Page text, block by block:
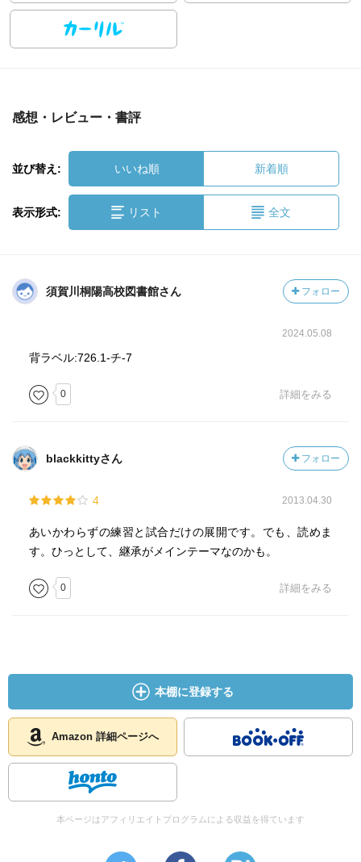
感想・レビュー・書評
並び替え: いいね順 新着順
表示形式: リスト 全文
須賀川桐陽高校図書館さん フォロー
2024.05.08
背ラベル:726.1-チ-7
0 詳細をみる
blackkittyさん フォロー
4 2013.04.30
あいかわらずの練習と試合だけの展開です。でも、読めま
す。ひっとして、継承がメインテーマなのかも。
0 詳細をみる
本棚に登録する
Amazon 詳細ページへ
本ページはアフィリエイトプログラムによる収益を得ています